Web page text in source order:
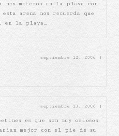
metemos en la playa con
arena nos recuerda que
en la playa…
septiembre 12, 2006 |
septiembre 13, 2006 |
es que son muy celosos.
mejor con el pie de su